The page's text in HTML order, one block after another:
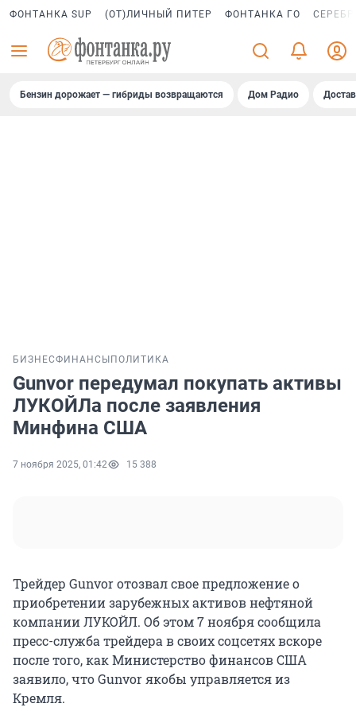
ФОНТАНКА SUP (ОТ)ЛИЧНЫЙ ПИТЕР ФОНТАНКА ГО
Бензин дорожает — гибриды возвращаются Дом Радио
БИЗНЕСФИНАНСЫ ПОЛИТИКА
Gunvor передумал покупать активы
ЛУКОЙЛа после заявления
Минфина США
7 ноября 2025, 01:42 15 388
Трейдер Gunvor отозвал свое предложение о
приобретении зарубежных активов нефтяной
компании ЛУКОЙЛ. Об этом 7 ноября сообщила
пресс-служба трейдера в своих соцсетях вскоре
после того, как Министерство финансов США
заявило, что Gunvor якобы управляется из
Кремля.